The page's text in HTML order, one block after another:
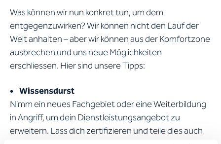
Was können wir nun konkret tun, um dem
entgegenzuwirken? Wir können nicht den Lauf der
Welt anhalten – aber wir können aus der Komfortzone
ausbrechen und uns neue Möglichkeiten
erschliessen. Hier sind unsere Tipps:
• Wissensdurst
Nimm ein neues Fachgebiet oder eine Weiterbildung
in Angriff, um dein Dienstleistungsangebot zu
erweitern. Lass dich zertifizieren und teile dies auch